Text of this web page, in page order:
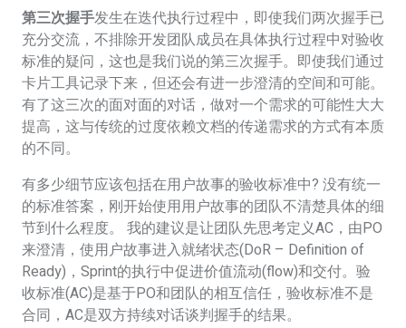
第三次握手发生在迭代执行过程中，即使我们两次握手已
充分交流，不排除开发团队成员在具体执行过程中对验收
标准的疑问，这也是我们说的第三次握手。即使我们通过
卡片工具记录下来，但还会有进一步澄清的空间和可能。
有了这三次的面对面的对话，做对一个需求的可能性大大
提高，这与传统的过度依赖文档的传递需求的方式有本质
的不同。
有多少细节应该包括在用户故事的验收标准中? 没有统一
的标准答案，刚开始使用用户故事的团队不清楚具体的细
节到什么程度。 我的建议是让团队先思考定义AC，由PO
来澄清，使用户故事进入就绪状态(DoR – Definition of
Ready)，Sprint的执行中促进价值流动(flow)和交付。验
收标准(AC)是基于PO和团队的相互信任，验收标准不是
合同，AC是双方持续对话谈判握手的结果。